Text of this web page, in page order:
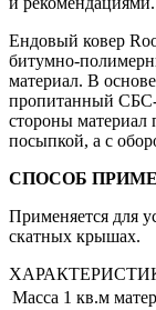
Ендовый ковер
битумно-
материал. В
пропитанный
стороны материал
посыпкой, а с
СПОСОБ
Применяется для
скатных крышах.
Масса 1 кв.м